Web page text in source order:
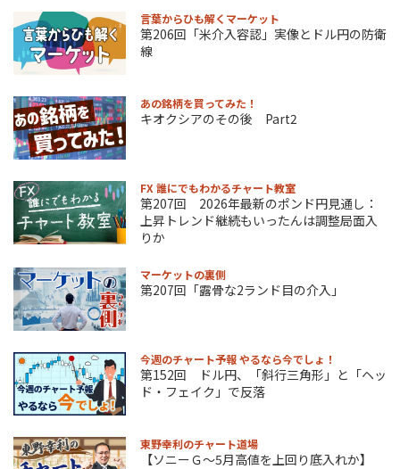
言葉からひも解くマーケット
第206回「米介入容認」実像とドル円の防衛
線
あの銘柄を買ってみた！
キオクシアのその後 Part2
FX 誰にでもわかるチャート教室
第207回 2026年最新のポンド円見通し：
上昇トレンド継続もいったんは調整局面入
りか
マーケットの裏側
第207回「露骨な2ランド目の介入」
今週のチャート予報 やるなら今でしょ！
第152回 ドル円、「斜行三角形」と「ヘッ
ド・フェイク」で反落
東野幸利のチャート道場
【ソニーＧ～5月高値を上回り底入れか】